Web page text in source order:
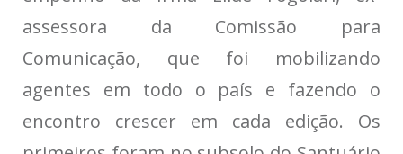
assessora da Comissão para
Comunicação, que foi mobilizando
agentes em todo o país e fazendo o
encontro crescer em cada edição. Os